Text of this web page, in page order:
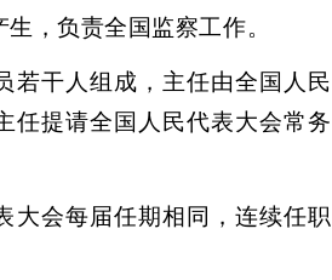
，负责全国监察工作。
若干人组成，主任由全国人民
任提请全国人民代表大会常务
大会每届任期相同，连续任职